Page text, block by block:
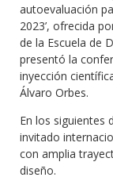
autoevaluación
2023’, ofrecida
de la Escuela de
presentó la
inyección
Álvaro Orbes.
En los siguientes
invitado
con amplia
diseño.